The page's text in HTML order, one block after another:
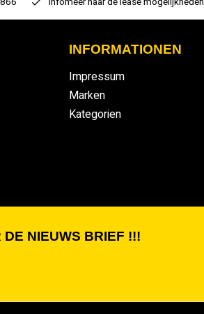
INFORMATIONEN
Impressum
Marken
Kategorien
NIEUWS BRIEF !!!